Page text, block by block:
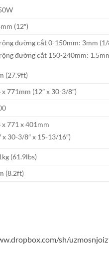
(12″)
đường cắt 0-150mm: 3mm (1/
đường cắt 150-240mm:
(27.9ft)
x 771mm (12″ x 30-3/8″)
x 771 x 401mm
x 30-3/8″ x 15-13/16″)
(61.9lbs)
(8.2ft)
sh/